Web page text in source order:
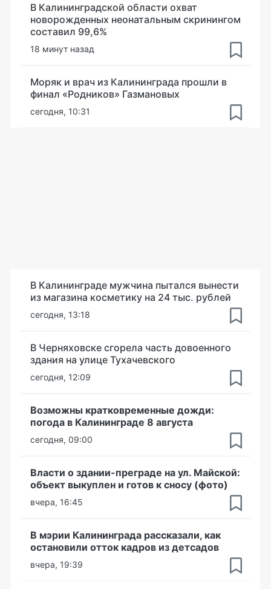
В Калининградской области охват
новорожденных неонатальным скринингом
составил 99,6%
18 минут назад
Моряк и врач из Калининграда прошли в
финал «Родников» Газмановых
сегодня, 10:31
В Калининграде мужчина пытался вынести
из магазина косметику на 24 тыс. рублей
сегодня, 13:18
В Черняховске сгорела часть довоенного
здания на улице Тухачевского
сегодня, 12:09
Возможны кратковременные дожди:
погода в Калининграде 8 августа
сегодня, 09:00
Власти о здании-преграде на ул. Майской:
объект выкуплен и готов к сносу (фото)
вчера, 16:45
В мэрии Калининграда рассказали, как
остановили отток кадров из детсадов
вчера, 19:39